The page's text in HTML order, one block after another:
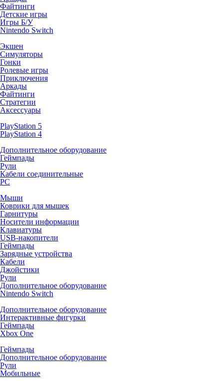
Файтинги
Детские игры
Игры Б/У
Nintendo Switch
Экшен
Симуляторы
Гонки
Ролевые игры
Приключения
Аркады
Файтинги
Стратегии
Аксессуары
PlayStation 5
PlayStation 4
Дополнительное оборудование
Геймпады
Рули
Кабели соединительные
PC
Мыши
Коврики для мышек
Гарнитуры
Носители информации
Клавиатуры
USB-накопители
Геймпады
Зарядные устройства
Кабели
Джойстики
Рули
Дополнительное оборудование
Nintendo Switch
Дополнительное оборудование
Интерактивные фигурки
Геймпады
Xbox One
Геймпады
Дополнительное оборудование
Рули
Мобильные